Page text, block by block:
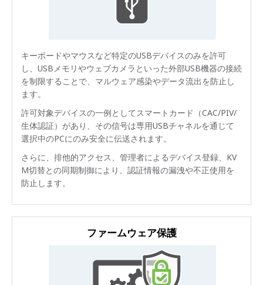
キーボードやマウスなど特定のUSBデバイスのみを許可
し、USBメモリやウェブカメラといった外部USB機器の接続
を制限することで、マルウェア感染やデータ流出を防止し
ます。
許可対象デバイスの一例としてスマートカード（CAC/PIV/
生体認証）があり、その信号は専用USBチャネルを通じて
選択中のPCにのみ安全に伝送されます。
さらに、排他的アクセス、管理者によるデバイス登録、KV
M切替との同期制御により、認証情報の漏洩や不正使用を
防止します。
ファームウェア保護